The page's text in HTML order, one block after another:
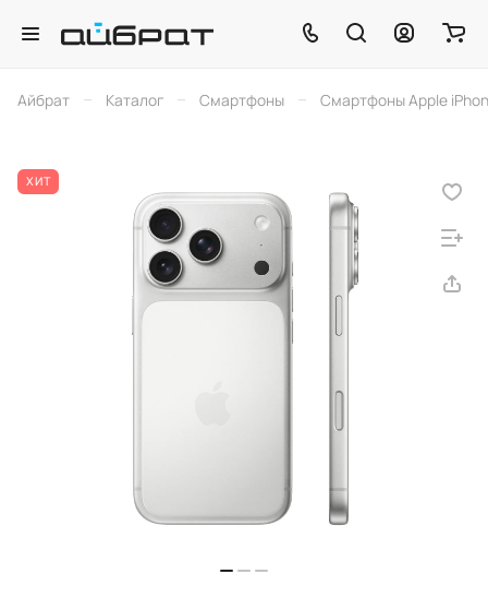
Айбрат – Каталог – Смартфоны – Смартфоны Apple
ХИТ